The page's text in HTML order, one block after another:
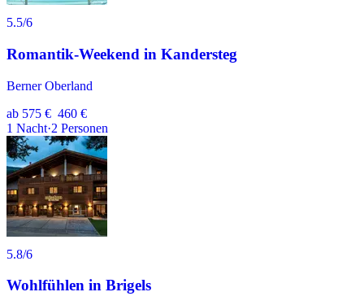
5.5/6
Romantik-Weekend in Kandersteg
Berner Oberland
ab 575 € 460 €
1 Nacht·2 Personen
5.8/6
Wohlfühlen in Brigels